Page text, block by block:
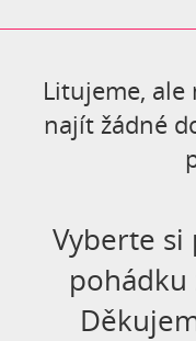
Litujeme,
najít žádné
Vyberte
pohádku